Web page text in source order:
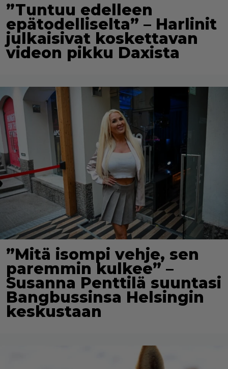
”Tuntuu edelleen
epätodelliselta” – Harlinit
julkaisivat koskettavan
videon pikku Daxista
”Mitä isompi vehje, sen
paremmin kulkee” –
Susanna Penttilä suuntasi
Bangbussinsa Helsingin
keskustaan